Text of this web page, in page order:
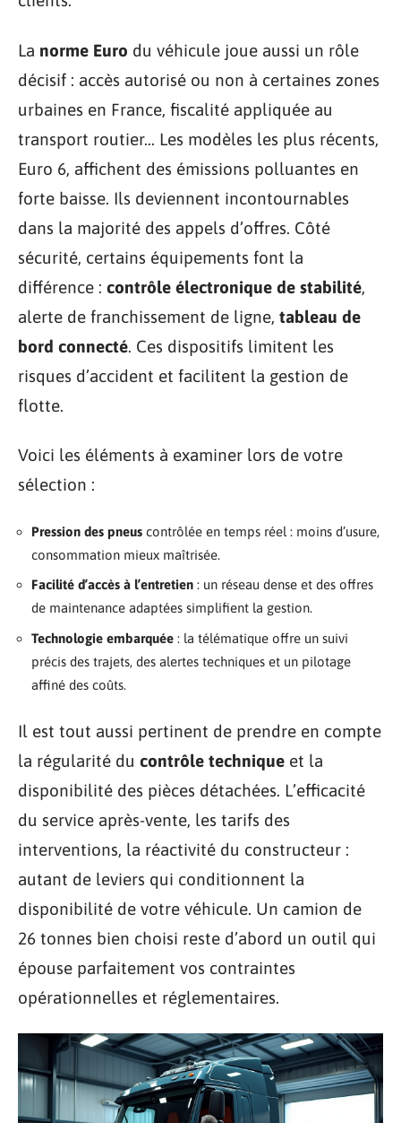
La norme Euro du véhicule joue aussi un rôle
décisif : accès autorisé ou non à certaines zones
urbaines en France, fiscalité appliquée au
transport routier… Les modèles les plus récents,
Euro 6, affichent des émissions polluantes en
forte baisse. Ils deviennent incontournables
dans la majorité des appels d’offres. Côté
sécurité, certains équipements font la
différence : contrôle électronique de stabilité,
alerte de franchissement de ligne, tableau de
bord connecté. Ces dispositifs limitent les
risques d’accident et facilitent la gestion de
flotte.
Voici les éléments à examiner lors de votre
sélection :
Pression des pneus contrôlée en temps réel : moins d’usure,
consommation mieux maîtrisée.
Facilité d’accès à l’entretien : un réseau dense et des offres
de maintenance adaptées simplifient la gestion.
Technologie embarquée : la télématique offre un suivi
précis des trajets, des alertes techniques et un pilotage
affiné des coûts.
Il est tout aussi pertinent de prendre en compte
la régularité du contrôle technique et la
disponibilité des pièces détachées. L’efficacité
du service après-vente, les tarifs des
interventions, la réactivité du constructeur :
autant de leviers qui conditionnent la
disponibilité de votre véhicule. Un camion de
26 tonnes bien choisi reste d’abord un outil qui
épouse parfaitement vos contraintes
opérationnelles et réglementaires.